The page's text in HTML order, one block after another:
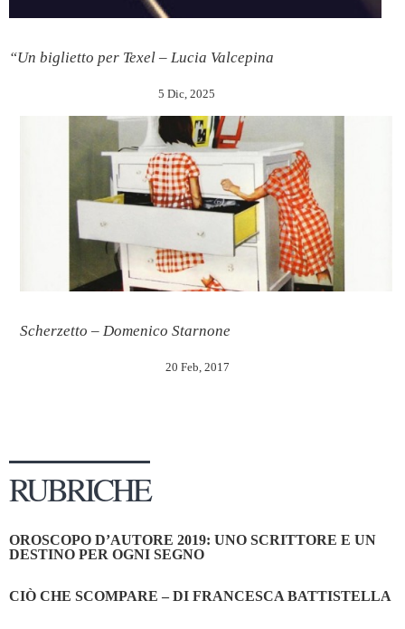
“Un biglietto per Texel – Lucia Valcepina
5 Dic, 2025
Scherzetto – Domenico Starnone
20 Feb, 2017
RUBRICHE
OROSCOPO D’AUTORE 2019: UNO SCRITTORE E UN
DESTINO PER OGNI SEGNO
CIÒ CHE SCOMPARE – DI FRANCESCA BATTISTELLA